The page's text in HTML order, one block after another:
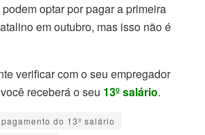
optar por pagar a primeira
em outubro, mas isso não é
verificar com o seu empregador
receberá o seu 13º salário.
pagamento do 13º salário